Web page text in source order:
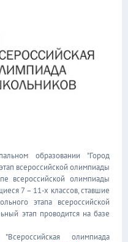
образовании "Город
всероссийской олимпиады
всероссийской олимпиады
7 – 11-х классов, ставшие
этапа всероссийской
этап проводится на базе
олимпиада